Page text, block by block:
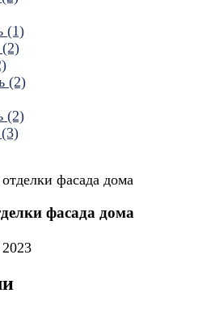
(1)
(2)
(2)
фасада дома
фасада дома